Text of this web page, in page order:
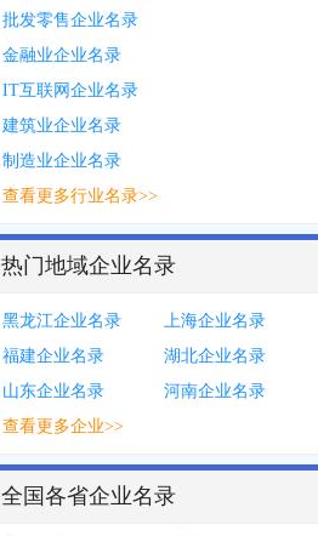
批发零售企业名录
金融业企业名录
IT互联网企业名录
建筑业企业名录
制造业企业名录
查看更多行业名录>>
热门地域企业名录
黑龙江企业名录
上海企业名录
福建企业名录
湖北企业名录
山东企业名录
河南企业名录
查看更多企业>>
全国各省企业名录